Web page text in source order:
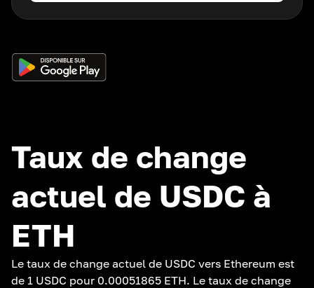
Taux de change
actuel de USDC à
ETH
Le taux de change actuel de USDC vers Ethereum est
de 1 USDC pour 0.00051865 ETH. Le taux de change